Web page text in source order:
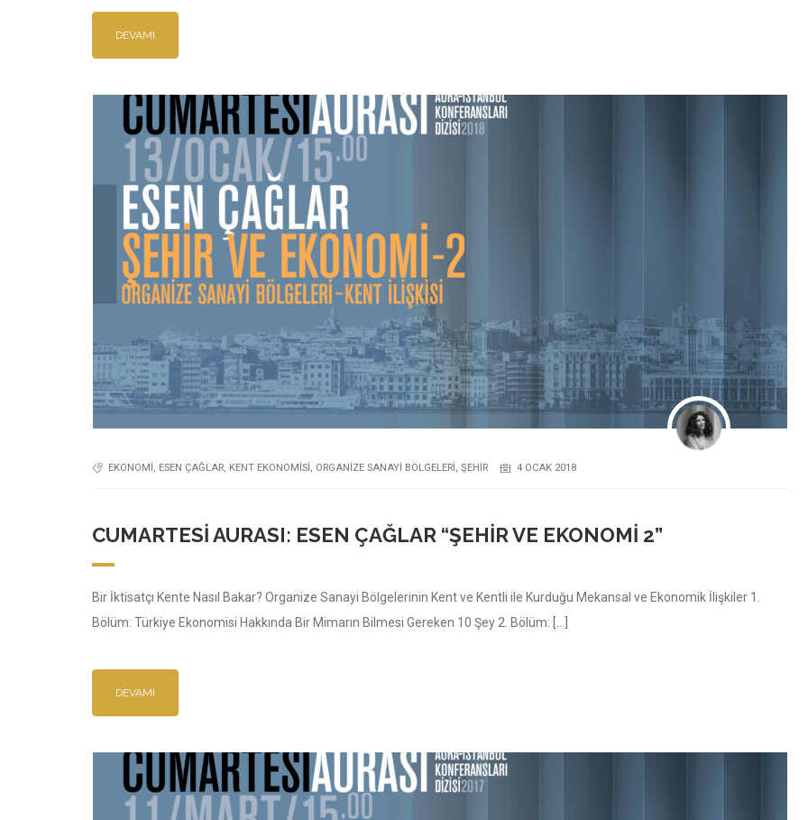
DEVAMI
EKONOMI, ESEN ÇAĞLAR, KENT EKONOMISI, ORGANIZE SANAYI BÖLGELERI, ŞEHIR 4 OCAK 2018
CUMARTESI AURASI: ESEN ÇAĞLAR “ŞEHIR VE EKONOMI 2”
Bir İktisatçı Kente Nasıl Bakar? Organize Sanayi Bölgelerinin Kent ve Kentli ile Kurduğu Mekansal ve Ekonomik İlişkiler 1.
Bölüm: Türkiye Ekonomisi Hakkında Bir Mimarın Bilmesi Gereken 10 Şey 2. Bölüm: […]
DEVAMI